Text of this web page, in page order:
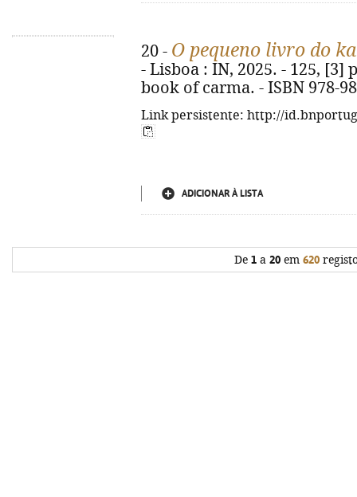
20 - O pequeno livro do
- Lisboa : IN, 2025. - 125,
book of carma. - ISBN 978-
Link persistente: http://
ADICIONAR À LISTA
De 1 a 20 em 620